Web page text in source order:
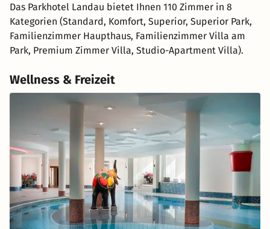
Das Parkhotel Landau bietet Ihnen 110 Zimmer in 8
Kategorien (Standard, Komfort, Superior, Superior Park,
Familienzimmer Haupthaus, Familienzimmer Villa am
Park, Premium Zimmer Villa, Studio-Apartment Villa).
Wellness & Freizeit